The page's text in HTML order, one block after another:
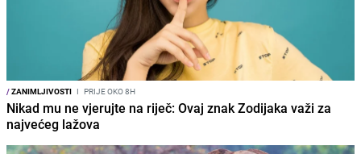
/ZANIMLJIVOSTI I PRIJE OKO 8H
Nikad mu ne vjerujte na riječ: Ovaj znak Zodijaka važi za
najvećeg lažova